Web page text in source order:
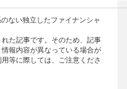
ない独立したファイナンシャ
た記事です。そのため、記事
報内容が異なっている場合が
等に際しては、ご注意くださ